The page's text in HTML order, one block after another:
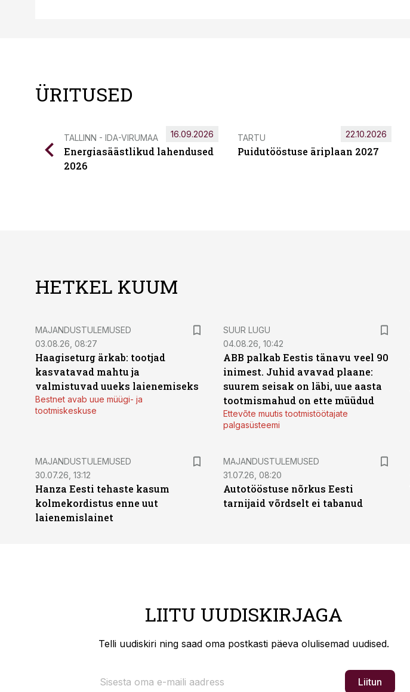
ÜRITUSED
TALLINN - IDA-VIRUMAA
Energiasäästlikud lahendused
2026
16.09.2026 TARTU
Puidutööstuse äriplaan 2027
22.10.2026
HETKEL KUUM
MAJANDUSTULEMUSED
03.08.26, 08:27
Haagiseturg ärkab: tootjad
kasvatavad mahtu ja
valmistuvad uueks laienemiseks
Bestnet avab uue müügi- ja
tootmiskeskuse
SUUR LUGU
04.08.26, 10:42
ABB palkab Eestis tänavu veel 90
inimest. Juhid avavad plaane:
suurem seisak on läbi, uue aasta
tootmismahud on ette müüdud
Ettevõte muutis tootmistöötajate
palgasüsteemi
MAJANDUSTULEMUSED
30.07.26, 13:12
Hanza Eesti tehaste kasum
kolmekordistus enne uut
laienemislainet
MAJANDUSTULEMUSED
31.07.26, 08:20
Autotööstuse nõrkus Eesti
tarnijaid võrdselt ei tabanud
LIITU UUDISKIRJAGA
Telli uudiskiri ning saad oma postkasti päeva olulisemad uudised.
Liitun